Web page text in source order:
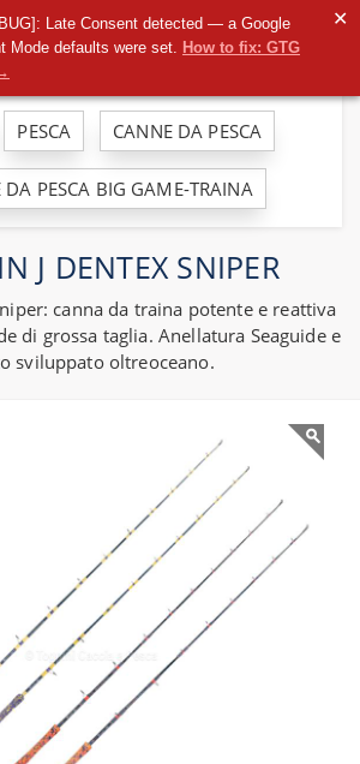
Late Consent detected — a Google
Mode defaults were set. How to fix: GTG
✕
PESCA CANNE DA PESCA
DA PESCA BIG GAME-TRAINA
J DENTEX SNIPER
canna da traina potente e reattiva
di grossa taglia. Anellatura Seaguide e
sviluppato oltreoceano.